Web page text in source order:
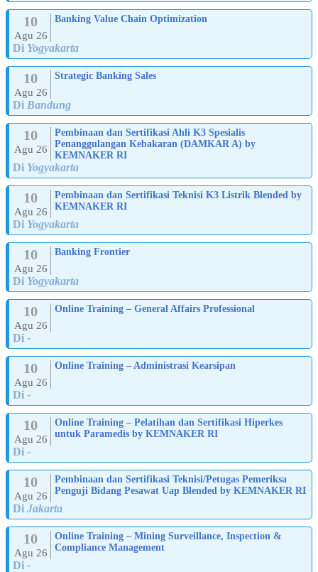
10
Agu 26
Banking Value Chain Optimization
Di Yogyakarta
10
Agu 26
Strategic Banking Sales
Di Bandung
10
Agu 26
Pembinaan dan Sertifikasi Ahli K3 Spesialis
Penanggulangan Kebakaran (DAMKAR A) by
KEMNAKER RI
Di Yogyakarta
10
Agu 26
Pembinaan dan Sertifikasi Teknisi K3 Listrik Blended by
KEMNAKER RI
Di Yogyakarta
10
Agu 26
Banking Frontier
Di Yogyakarta
10
Agu 26
Online Training – General Affairs Professional
Di -
10
Agu 26
Online Training – Administrasi Kearsipan
Di -
10
Agu 26
Online Training – Pelatihan dan Sertifikasi Hiperkes
untuk Paramedis by KEMNAKER RI
Di -
10
Agu 26
Pembinaan dan Sertifikasi Teknisi/Petugas Pemeriksa
Penguji Bidang Pesawat Uap Blended by KEMNAKER RI
Di Jakarta
10
Agu 26
Online Training – Mining Surveillance, Inspection &
Compliance Management
Di -